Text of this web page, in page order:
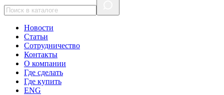
Новости
Статьи
Сотрудничество
Контакты
О компании
Где сделать
Где купить
ENG